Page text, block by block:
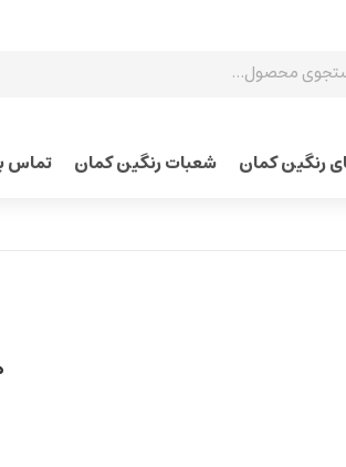
رنگین کمان شعبات رنگین کمان تماس